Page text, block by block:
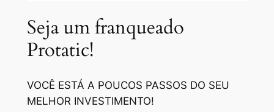
Seja um franqueado
Protatic!
VOCÊ ESTÁ A POUCOS PASSOS DO SEU
MELHOR INVESTIMENTO!